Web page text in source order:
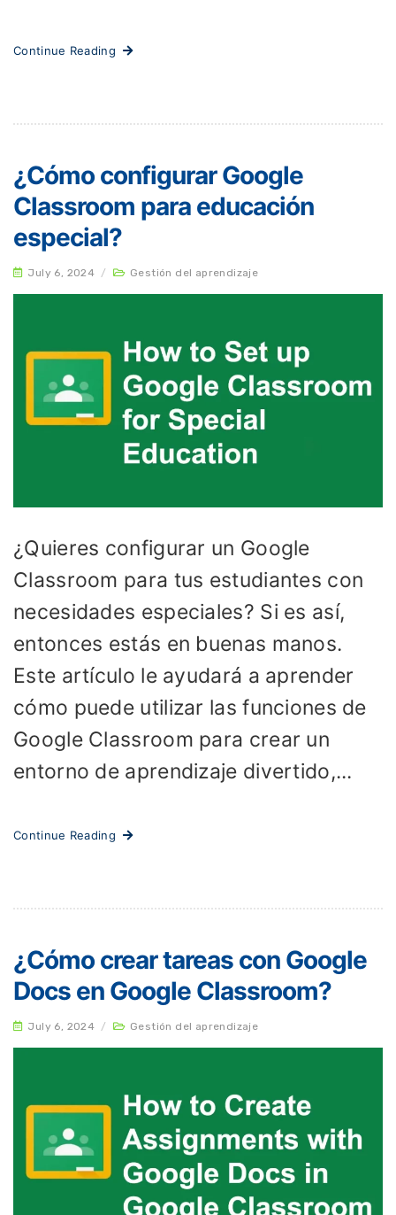
Continue Reading
¿Cómo configurar Google
Classroom para educación
especial?
July 6, 2024 / Gestión del aprendizaje
¿Quieres configurar un Google
Classroom para tus estudiantes con
necesidades especiales? Si es así,
entonces estás en buenas manos.
Este artículo le ayudará a aprender
cómo puede utilizar las funciones de
Google Classroom para crear un
entorno de aprendizaje divertido,...
Continue Reading
¿Cómo crear tareas con Google
Docs en Google Classroom?
July 6, 2024 / Gestión del aprendizaje